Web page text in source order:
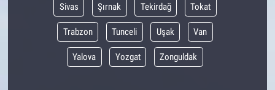
Sivas Şırnak Tekirdağ Tokat
Trabzon Tunceli Uşak Van
Yalova Yozgat Zonguldak